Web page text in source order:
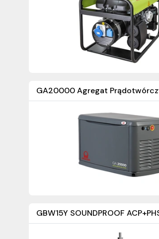
GA20000 Agregat
GBW15Y SOUNDPROOF